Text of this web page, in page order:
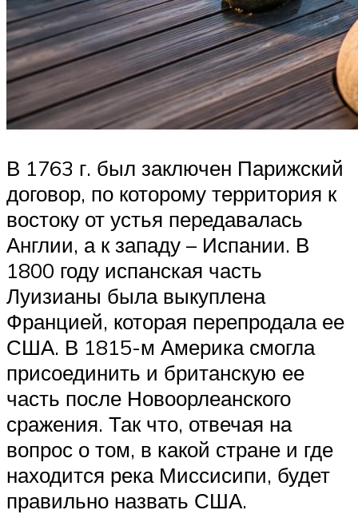
В 1763 г. был заключен Парижский
договор, по которому территория к
востоку от устья передавалась
Англии, а к западу – Испании. В
1800 году испанская часть
Луизианы была выкуплена
Францией, которая перепродала ее
США. В 1815-м Америка смогла
присоединить и британскую ее
часть после Новоорлеанского
сражения. Так что, отвечая на
вопрос о том, в какой стране и где
находится река Миссисипи, будет
правильно назвать США.